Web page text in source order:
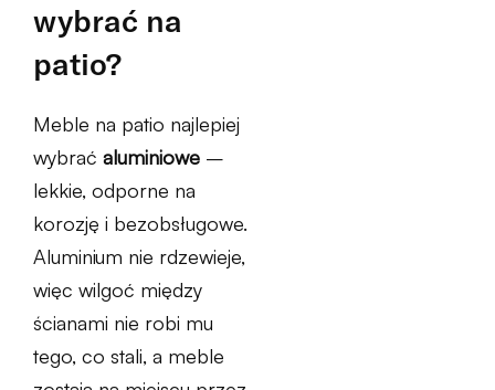
wybrać na
patio?
Meble na patio najlepiej
wybrać aluminiowe –
lekkie, odporne na
korozję i bezobsługowe.
Aluminium nie rdzewieje,
więc wilgoć między
ścianami nie robi mu
tego, co stali, a meble